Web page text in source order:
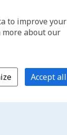
to improve your
more about our
Accept all